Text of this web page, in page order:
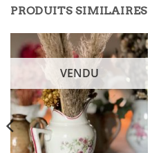
PRODUITS SIMILAIRES
VENDU